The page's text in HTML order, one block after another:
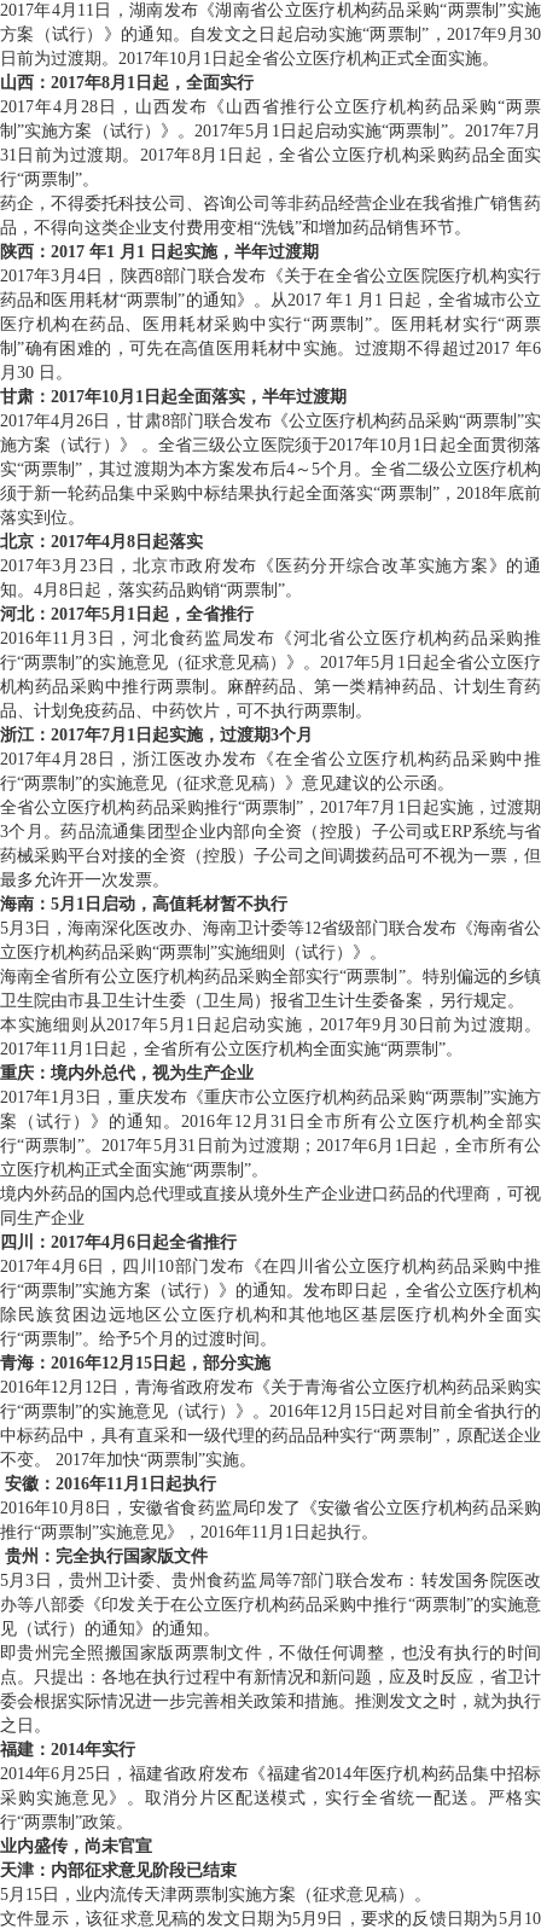
2017年4月11日，湖南发布《湖南省公立医疗机构药品采购“两票制”实施
方案（试行）》的通知。自发文之日起启动实施“两票制”，2017年9月30
日前为过渡期。2017年10月1日起全省公立医疗机构正式全面实施。
山西：2017年8月1日起，全面实行
2017年4月28日，山西发布《山西省推行公立医疗机构药品采购“两票
制”实施方案（试行）》。2017年5月1日起启动实施“两票制”。2017年7月
31日前为过渡期。2017年8月1日起，全省公立医疗机构采购药品全面实
行“两票制”。
药企，不得委托科技公司、咨询公司等非药品经营企业在我省推广销售药
品，不得向这类企业支付费用变相“洗钱”和增加药品销售环节。
陕西：2017 年1 月1 日起实施，半年过渡期
2017年3月4日，陕西8部门联合发布《关于在全省公立医院医疗机构实行
药品和医用耗材“两票制”的通知》。从2017 年1 月1 日起，全省城市公立
医疗机构在药品、医用耗材采购中实行“两票制”。医用耗材实行“两票
制”确有困难的，可先在高值医用耗材中实施。过渡期不得超过2017 年6
月30 日。
甘肃：2017年10月1日起全面落实，半年过渡期
2017年4月26日，甘肃8部门联合发布《公立医疗机构药品采购“两票制”实
施方案（试行）》 。全省三级公立医院须于2017年10月1日起全面贯彻落
实“两票制”，其过渡期为本方案发布后4～5个月。全省二级公立医疗机构
须于新一轮药品集中采购中标结果执行起全面落实“两票制”，2018年底前
落实到位。
北京：2017年4月8日起落实
2017年3月23日，北京市政府发布《医药分开综合改革实施方案》的通
知。4月8日起，落实药品购销“两票制”。
河北：2017年5月1日起，全省推行
2016年11月3日，河北食药监局发布《河北省公立医疗机构药品采购推
行“两票制”的实施意见（征求意见稿）》。2017年5月1日起全省公立医疗
机构药品采购中推行两票制。麻醉药品、第一类精神药品、计划生育药
品、计划免疫药品、中药饮片，可不执行两票制。
浙江：2017年7月1日起实施，过渡期3个月
2017年4月28日，浙江医改办发布《在全省公立医疗机构药品采购中推
行“两票制”的实施意见（征求意见稿）》意见建议的公示函。
全省公立医疗机构药品采购推行“两票制”，2017年7月1日起实施，过渡期
3个月。药品流通集团型企业内部向全资（控股）子公司或ERP系统与省
药械采购平台对接的全资（控股）子公司之间调拨药品可不视为一票，但
最多允许开一次发票。
海南：5月1日启动，高值耗材暂不执行
5月3日，海南深化医改办、海南卫计委等12省级部门联合发布《海南省公
立医疗机构药品采购“两票制”实施细则（试行）》。
海南全省所有公立医疗机构药品采购全部实行“两票制”。特别偏远的乡镇
卫生院由市县卫生计生委（卫生局）报省卫生计生委备案，另行规定。
本实施细则从2017年5月1日起启动实施，2017年9月30日前为过渡期。
2017年11月1日起，全省所有公立医疗机构全面实施“两票制”。
重庆：境内外总代，视为生产企业
2017年1月3日，重庆发布《重庆市公立医疗机构药品采购“两票制”实施方
案（试行）》的通知。2016年12月31日全市所有公立医疗机构全部实
行“两票制”。2017年5月31日前为过渡期；2017年6月1日起，全市所有公
立医疗机构正式全面实施“两票制”。
境内外药品的国内总代理或直接从境外生产企业进口药品的代理商，可视
同生产企业
四川：2017年4月6日起全省推行
2017年4月6日，四川10部门发布《在四川省公立医疗机构药品采购中推
行“两票制”实施方案（试行）》的通知。发布即日起，全省公立医疗机构
除民族贫困边远地区公立医疗机构和其他地区基层医疗机构外全面实
行“两票制”。给予5个月的过渡时间。
青海：2016年12月15日起，部分实施
2016年12月12日，青海省政府发布《关于青海省公立医疗机构药品采购实
行“两票制”的实施意见（试行）》。2016年12月15日起对目前全省执行的
中标药品中，具有直采和一级代理的药品品种实行“两票制”，原配送企业
不变。 2017年加快“两票制”实施。
安徽：2016年11月1日起执行
2016年10月8日，安徽省食药监局印发了《安徽省公立医疗机构药品采购
推行“两票制”实施意见》，2016年11月1日起执行。
贵州：完全执行国家版文件
5月3日，贵州卫计委、贵州食药监局等7部门联合发布：转发国务院医改
办等八部委《印发关于在公立医疗机构药品采购中推行“两票制”的实施意
见（试行）的通知》的通知。
即贵州完全照搬国家版两票制文件，不做任何调整，也没有执行的时间
点。只提出：各地在执行过程中有新情况和新问题，应及时反应，省卫计
委会根据实际情况进一步完善相关政策和措施。推测发文之时，就为执行
之日。
福建：2014年实行
2014年6月25日，福建省政府发布《福建省2014年医疗机构药品集中招标
采购实施意见》。取消分片区配送模式，实行全省统一配送。严格实
行“两票制”政策。
业内盛传，尚未官宣
天津：内部征求意见阶段已结束
5月15日，业内流传天津两票制实施方案（征求意见稿）。
文件显示，该征求意见稿的发文日期为5月9日，要求的反馈日期为5月10